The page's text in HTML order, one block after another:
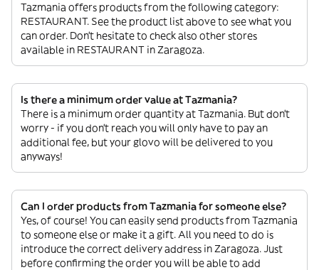
Tazmania offers products from the following category:
RESTAURANT. See the product list above to see what you
can order. Don’t hesitate to check also other stores
available in RESTAURANT in Zaragoza.
Is there a minimum order value at Tazmania?
There is a minimum order quantity at Tazmania. But don’t
worry - if you don’t reach you will only have to pay an
additional fee, but your glovo will be delivered to you
anyways!
Can I order products from Tazmania for someone else?
Yes, of course! You can easily send products from Tazmania
to someone else or make it a gift. All you need to do is
introduce the correct delivery address in Zaragoza. Just
before confirming the order you will be able to add